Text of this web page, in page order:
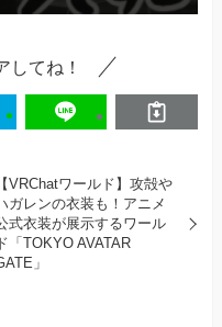
してね！
【VRChatワールド】攻殻や
ガレンの衣装も！アニメ
式衣装が展示するワール
ド「TOKYO AVATAR
」